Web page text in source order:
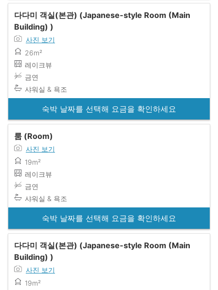
다다미 객실(본관) (Japanese-style Room (Main
Building) )
사진 보기
26m²
레이크뷰
금연
샤워실 & 욕조
숙박 날짜를 선택해 요금을 확인하세요
룸 (Room)
사진 보기
19m²
레이크뷰
금연
샤워실 & 욕조
숙박 날짜를 선택해 요금을 확인하세요
다다미 객실(본관) (Japanese-style Room (Main
Building) )
사진 보기
19m²